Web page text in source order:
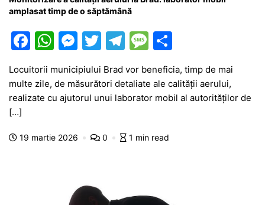
amplasat timp de o săptămână
F
c
e
o
W
at
s
p
M
e
s
s
n
T
itt
er
T
e
gr
m
M
s
s
g
ar
ta
je
Locuitorii municipiului Brad vor beneficia, timp de mai
multe zile, de măsurători detaliate ale calității aerului,
realizate cu ajutorul unui laborator mobil al autorităților de
[…]
19 martie 2026 0 1 min read